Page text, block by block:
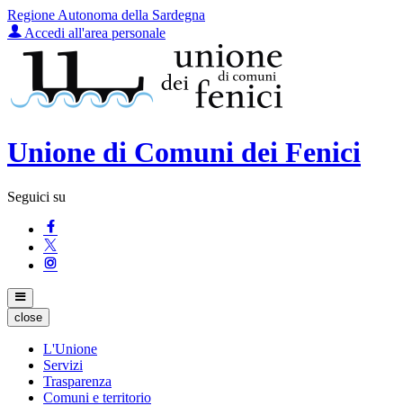
Regione Autonoma della Sardegna
Accedi all'area personale
Unione di Comuni dei Fenici
Seguici su
close
L'Unione
Servizi
Trasparenza
Comuni e territorio